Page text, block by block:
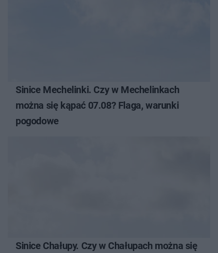
Sinice Mechelinki. Czy w Mechelinkach
można się kąpać 07.08? Flaga, warunki
pogodowe
Sinice Chałupy. Czy w Chałupach można się